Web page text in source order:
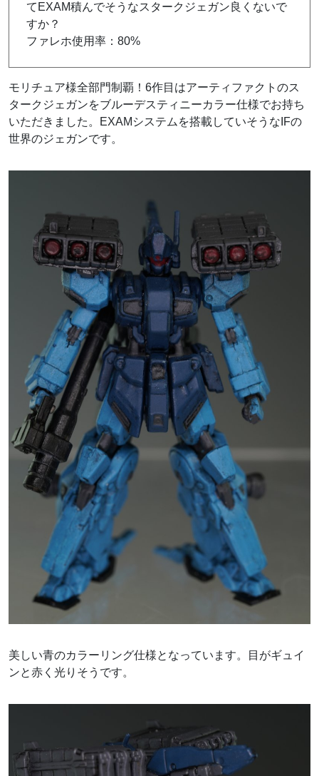
てEXAM積んでそうなスタークジェガン良くないで
すか？
ファレホ使用率：80%
モリチュア様全部門制覇！6作目はアーティファクトのス
タークジェガンをブルーデスティニーカラー仕様でお持ち
いただきました。EXAMシステムを搭載していそうなIFの
世界のジェガンです。
美しい青のカラーリング仕様となっています。目がギュイ
ンと赤く光りそうです。